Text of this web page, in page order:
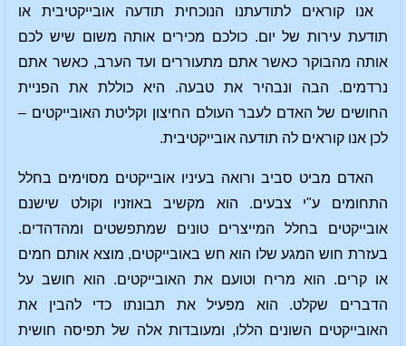
אנו קוראים לתודעתנו הנוכחית תודעה אובייקטיבית או
תודעת עירות של יום. כולכם מכירים אותה משום שיש לכם
אותה מהבוקר כאשר אתם מתעוררים ועד הערב, כאשר אתם
נרדמים. הבה ונבהיר את טבעה. היא כוללת את הפניית
החושים של האדם לעבר העולם החיצון וקליטת האובייקטים –
לכן אנו קוראים לה תודעה אובייקטיבית.
האדם מביט סביב ורואה בעיניו אובייקטים מסוימים בחלל
התחומים ע"י צבעים. הוא מקשיב באוזניו וקולט שישנם
אובייקטים בחלל המייצרים טונים שמתפשטים ומהדהדים.
בעזרת חוש המגע שלו הוא חש באובייקטים, מוצא אותם חמים
או קרים. הוא מריח וטועם את האובייקטים. הוא חושב על
הדברים שקלט. הוא מפעיל את תבונתו כדי להבין את
האובייקטים השונים הללו, ומעובדות אלה של תפיסה חושית